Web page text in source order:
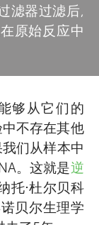
滤器过滤后,
原始反应中
够从它们的
不存在其他
们从样本中
。这就是逆
托⋅杜尔贝科
贝尔生理学